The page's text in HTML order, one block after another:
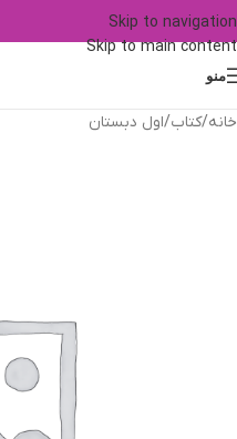
Skip to navigation
Skip to main content
منو
خانه/کتاب/اول دبستان